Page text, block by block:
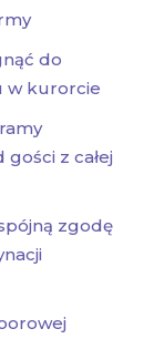
do
w kurorcie
z całej
zgodę